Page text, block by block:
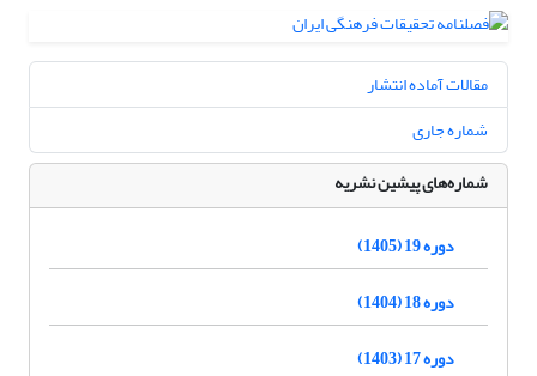
مقالات آماده انتشار
شماره جاری
شماره‌های پیشین نشریه
دوره 19 (1405)
دوره 18 (1404)
دوره 17 (1403)